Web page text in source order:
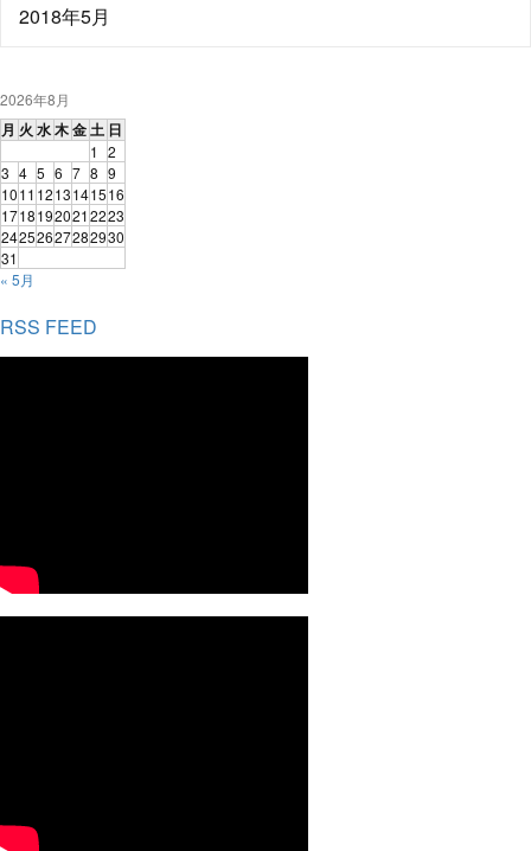
2018年5月
2026年8月
月 火 水木金 土 日
1 2
3 4 5 6 7 8 9
1011 1213141516
17181920212223
24252627282930
31
« 5月
RSS FEED